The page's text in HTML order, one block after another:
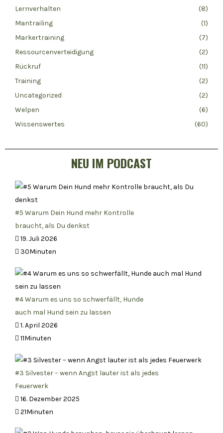
Lernverhalten
(8)
Mantrailing
(1)
Markertraining
(7)
Ressourcenverteidigung
(2)
Rückruf
(11)
Training
(2)
Uncategorized
(2)
Welpen
(6)
Wissenswertes
(60)
NEU IM PODCAST
#5 Warum Dein Hund mehr Kontrolle
braucht, als Du denkst
19. Juli 2026
30Minuten
#4 Warum es uns so schwerfällt, Hunde
auch mal Hund sein zu lassen
1. April 2026
11Minuten
#3 Silvester – wenn Angst lauter ist als jedes
Feuerwerk
16. Dezember 2025
21Minuten